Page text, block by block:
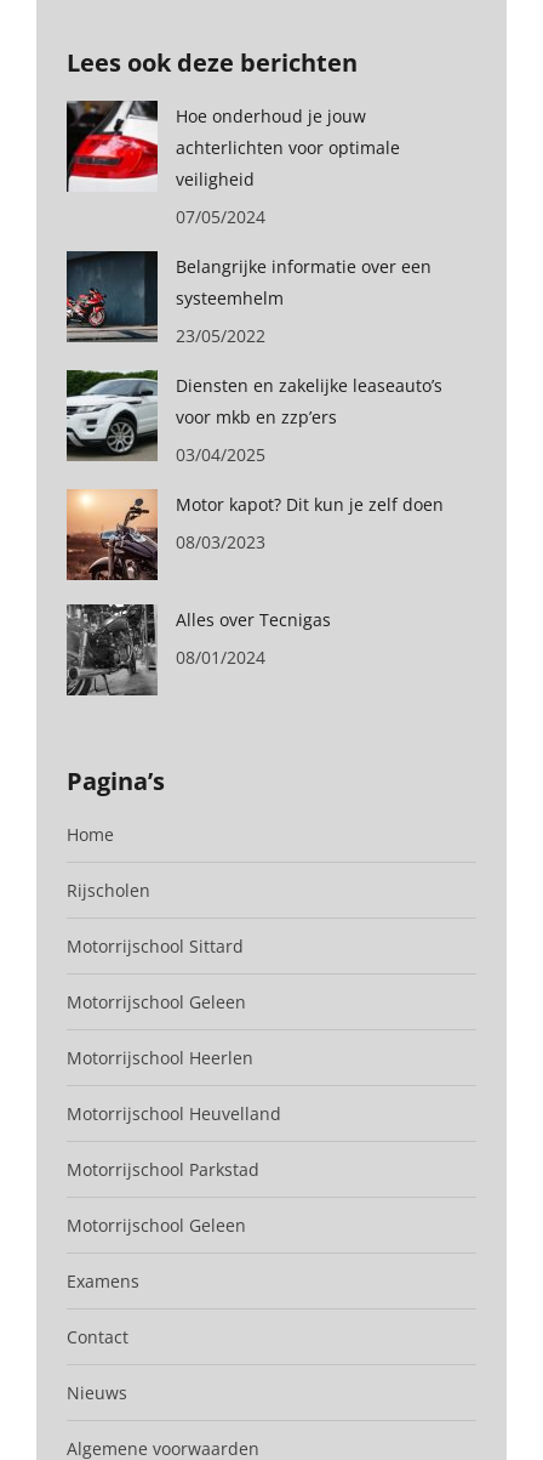
Lees ook deze berichten
Hoe onderhoud je jouw
achterlichten voor optimale
veiligheid
07/05/2024
Belangrijke informatie over een
systeemhelm
23/05/2022
Diensten en zakelijke leaseauto’s
voor mkb en zzp’ers
03/04/2025
Motor kapot? Dit kun je zelf doen
08/03/2023
Alles over Tecnigas
08/01/2024
Pagina’s
Home
Rijscholen
Motorrijschool Sittard
Motorrijschool Geleen
Motorrijschool Heerlen
Motorrijschool Heuvelland
Motorrijschool Parkstad
Motorrijschool Geleen
Examens
Contact
Nieuws
Algemene voorwaarden